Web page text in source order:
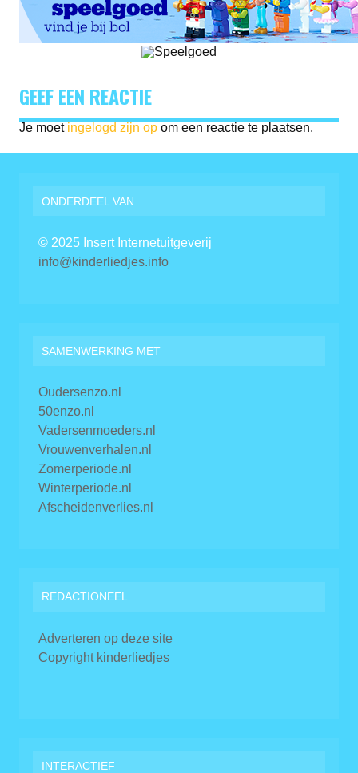
GEEF EEN REACTIE
Je moet ingelogd zijn op om een reactie te plaatsen.
ONDERDEEL VAN
© 2025 Insert Internetuitgeverij
info@kinderliedjes.info
SAMENWERKING MET
Oudersenzo.nl
50enzo.nl
Vadersenmoeders.nl
Vrouwenverhalen.nl
Zomerperiode.nl
Winterperiode.nl
Afscheidenverlies.nl
REDACTIONEEL
Adverteren op deze site
Copyright kinderliedjes
INTERACTIEF